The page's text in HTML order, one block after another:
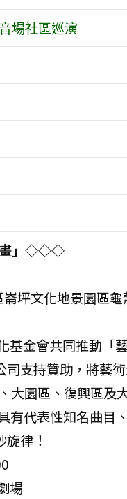
場社區巡演
畫」◇◇◇
坪文化地景園區
基金會共同推動「
支持贊助，將藝
園區、復興區及
有代表性知名曲目
律！
場